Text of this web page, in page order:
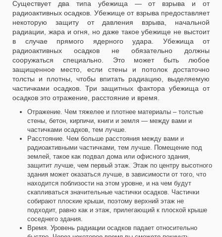
Существует два типа убежища — от взрыва и от
радиоактивных осадков. Убежище от взрыва предоставляет
некоторую защиту от давления взрыва, начальной
радиации, жара и огня, но даже такое убежище не выстоит
в случае прямого ядерного удара. Убежища от
радиоактивных осадков не обязательно должны
сооружаться специально. Это может быть любое
защищенное место, если стены и потолок достаточно
толсты и плотны, чтобы впитать радиацию, выделяемую
частичками осадков. Три защитных фактора убежища от
осадков это отражение, расстояние и время.
Отражение. Чем тяжелее и плотнее материалы – толстые
стены, бетон, кирпичи, книги и земля — между вами и
частичками осадков, тем лучше.
Расстояние. Чем больше расстояния между вами и
радиоактивными частичками, тем лучше. Помещение под
землей, такое как подвал дома или офисного здания,
защитит лучше, чем первый этаж. Этаж по центру высотного
здания может оказаться лучше, в зависимости от того, что
находится поблизости на этом уровне, и на чем будут
скапливаться значительные частички осадков. Частички
собирают плоские крыши, поэтому верхний этаж не
подходит, равно как и этаж, прилегающий к плоской крыше
соседнего здания.
Время. Уровень радиации осадков падает относительно